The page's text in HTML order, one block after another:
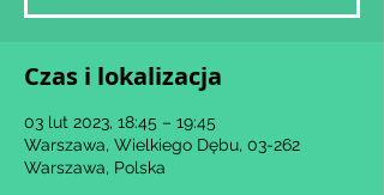
Czas i lokalizacja
03 lut 2023, 18:45 – 19:45
Warszawa, Wielkiego Dębu, 03-262
Warszawa, Polska